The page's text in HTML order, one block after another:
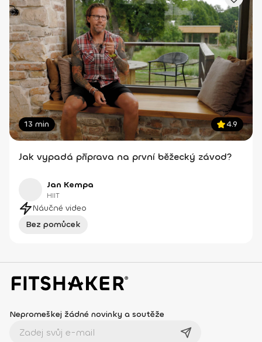
13 min 4.9
Jak vypadá příprava na první běžecký závod?
Jan Kempa
HIIT
Náučné video
Bez pomůcek
Nepromeškej žádné novinky a soutěže